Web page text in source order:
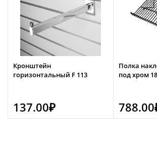
Кронштейн
горизонтальный F 113
137.00₽
Полка
под хром
788.00